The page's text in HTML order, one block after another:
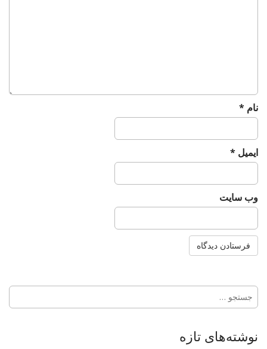
نام *
ایمیل *
وب‌ سایت
جستجو
برای:
نوشته‌های تازه